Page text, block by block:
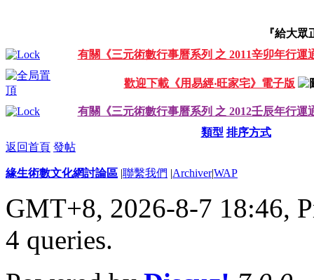
『給大
有關《三元術數行事曆系列 之 2011辛卯年行運
歡迎下載《用易經‧旺家宅》電子版
有關《三元術數行事曆系列 之 2012壬辰年行運
類型 排序方式
返回首頁 發帖
緣生術數文化網討論區 |聯繫我們 |Archiver|WAP
GMT+8, 2026-8-7 18:46,
4 queries.